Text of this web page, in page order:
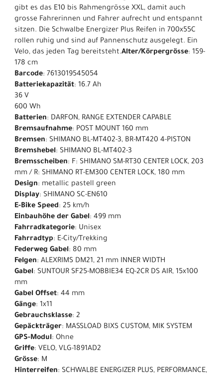
gibt es das E10 bis Rahmengrösse XXL, damit auch
grosse Fahrerinnen und Fahrer aufrecht und entspannt
sitzen. Die Schwalbe Energizer Plus Reifen in 700x55C
rollen ruhig und sind auf Pannenschutz ausgelegt. Ein
Velo, das jeden Tag bereitsteht.Alter/Körpergrösse: 159-
178 cm
Barcode: 7613019545054
Batteriekapazität: 16.7 Ah
36 V
600 Wh
Batterien: DARFON, RANGE EXTENDER CAPABLE
Bremsaufnahme: POST MOUNT 160 mm
Bremsen: SHIMANO BL-MT402-3, BR-MT420 4-PISTON
Bremshebel: SHIMANO BL-MT402-3
Bremsscheiben: F: SHIMANO SM-RT30 CENTER LOCK, 203
mm / R: SHIMANO RT-EM300 CENTER LOCK, 180 mm
Design: metallic pastell green
Display: SHIMANO SC-EN610
E-Bike Speed: 25 km/h
Einbauhöhe der Gabel: 499 mm
Fahrradkategorie: Unisex
Fahrradtyp: E-City/Trekking
Federweg Gabel: 80 mm
Felgen: ALEXRIMS DM21, 21 mm INNER WIDTH
Gabel: SUNTOUR SF25-MOBBIE34 EQ-2CR DS AIR, 15x100
mm
Gabel Offset: 44 mm
Gänge: 1x11
Gebrauchsklasse: 2
Gepäckträger: MASSLOAD BIXS CUSTOM, MIK SYSTEM
GPS-Modul: Ohne
Griffe: VELO, VLG-1891AD2
Grösse: M
Hinterreifen: SCHWALBE ENERGIZER PLUS, PERFORMANCE,